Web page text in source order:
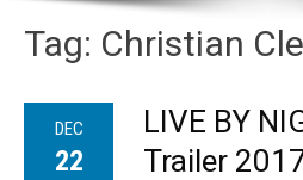
Tag: Christian
DEC
22
LIVE BY
Trailer